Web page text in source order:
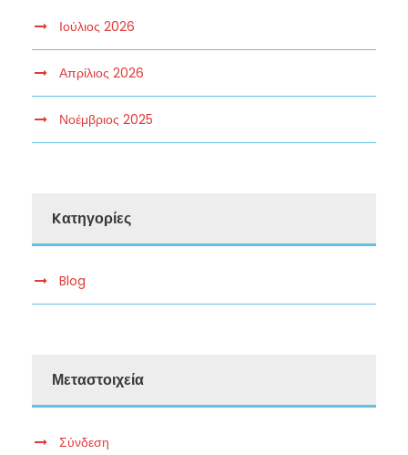
Ιούλιος 2026
Απρίλιος 2026
Νοέμβριος 2025
Kατηγορίες
Blog
Μεταστοιχεία
Σύνδεση